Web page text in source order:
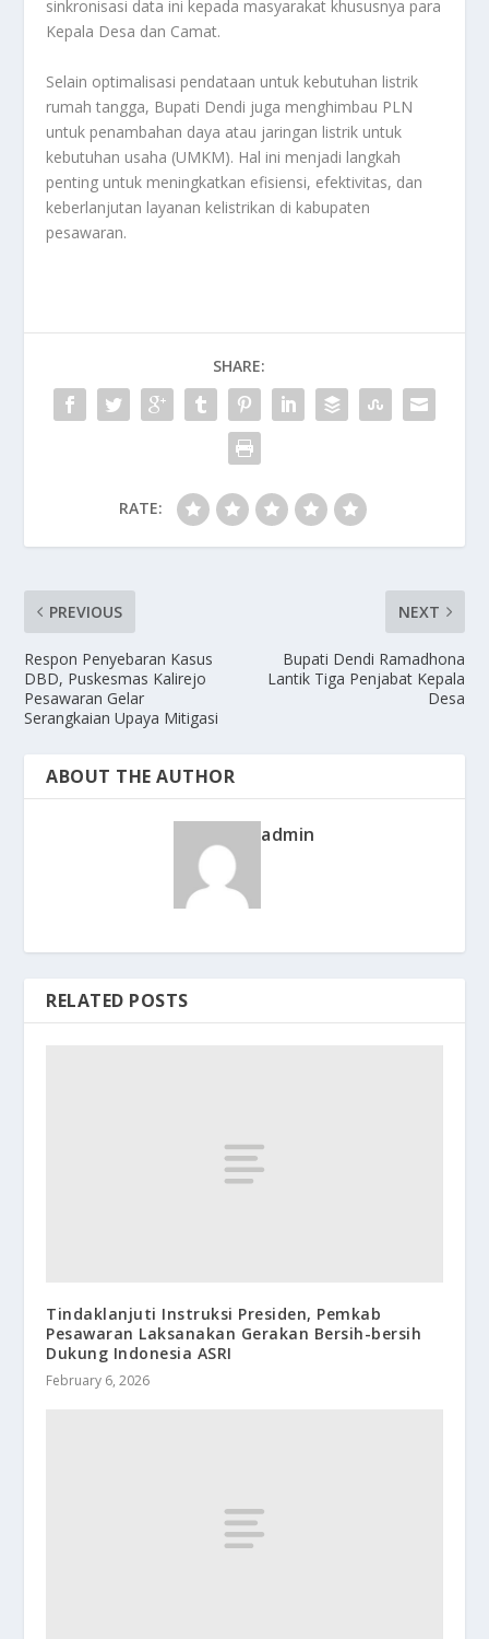
sinkronisasi data ini kepada masyarakat khususnya para
Kepala Desa dan Camat.
Selain optimalisasi pendataan untuk kebutuhan listrik
rumah tangga, Bupati Dendi juga menghimbau PLN
untuk penambahan daya atau jaringan listrik untuk
kebutuhan usaha (UMKM). Hal ini menjadi langkah
penting untuk meningkatkan efisiensi, efektivitas, dan
keberlanjutan layanan kelistrikan di kabupaten
pesawaran.
SHARE:
RATE:
PREVIOUS
Respon Penyebaran Kasus
DBD, Puskesmas Kalirejo
Pesawaran Gelar
Serangkaian Upaya Mitigasi
NEXT
Bupati Dendi Ramadhona
Lantik Tiga Penjabat Kepala
Desa
ABOUT THE AUTHOR
admin
RELATED POSTS
Tindaklanjuti Instruksi Presiden, Pemkab
Pesawaran Laksanakan Gerakan Bersih-bersih
Dukung Indonesia ASRI
February 6, 2026